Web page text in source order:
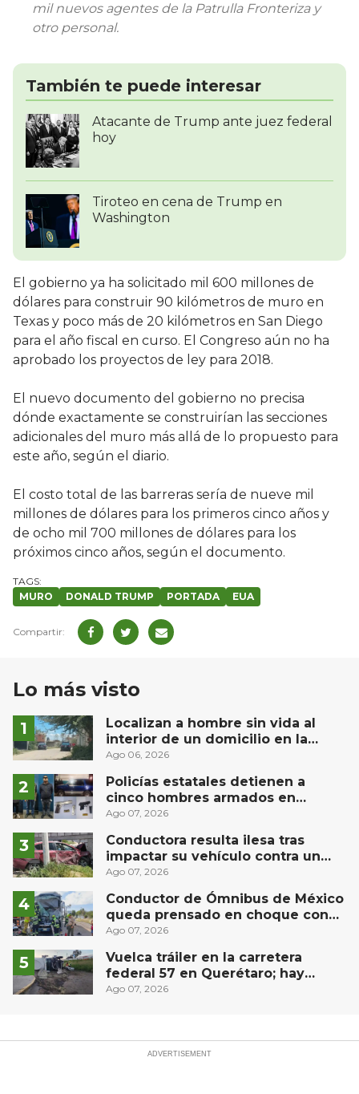
mil nuevos agentes de la Patrulla Fronteriza y
otro personal.
También te puede interesar
Atacante de Trump ante juez federal
hoy
Tiroteo en cena de Trump en
Washington
El gobierno ya ha solicitado mil 600 millones de
dólares para construir 90 kilómetros de muro en
Texas y poco más de 20 kilómetros en San Diego
para el año fiscal en curso. El Congreso aún no ha
aprobado los proyectos de ley para 2018.
El nuevo documento del gobierno no precisa
dónde exactamente se construirían las secciones
adicionales del muro más allá de lo propuesto para
este año, según el diario.
El costo total de las barreras sería de nueve mil
millones de dólares para los primeros cinco años y
de ocho mil 700 millones de dólares para los
próximos cinco años, según el documento.
MURO DONALD TRUMP PORTADA EUA
Lo más visto
Localizan a hombre sin vida al
interior de un domicilio en la
comunidad El Rodeo, San Juan del
Ago 06, 2026
Policías estatales detienen a
cinco hombres armados en
Puebla capital
Ago 07, 2026
Conductora resulta ilesa tras
impactar su vehículo contra un
muro en Huimilpan
Ago 07, 2026
Conductor de Ómnibus de México
queda prensado en choque con
materialista en San Juan del Río
Ago 07, 2026
Vuelca tráiler en la carretera
federal 57 en Querétaro; hay
derrame de combustible
Ago 07, 2026